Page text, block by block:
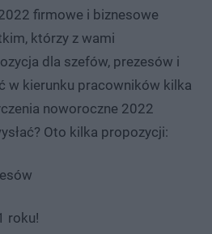
firmowe i biznesowe
którzy z wami
dla szefów, prezesów i
w kierunku pracowników kilka
noworoczne 2022
Oto kilka propozycji:
roku!